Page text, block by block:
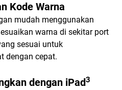
Kode Warna
mudah menggunakan
warna di sekitar port
sesuai untuk
dengan cepat.
dengan iPad3